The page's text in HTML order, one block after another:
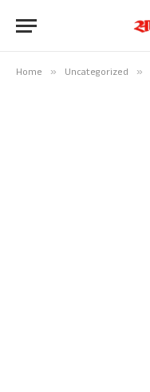
Home » Uncategorized »